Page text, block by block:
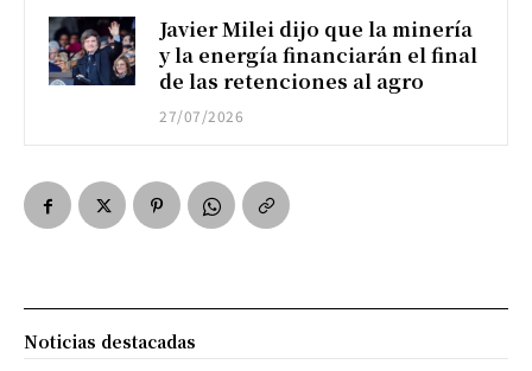
Javier Milei dijo que la minería
y la energía financiarán el final
de las retenciones al agro
27/07/2026
Noticias destacadas